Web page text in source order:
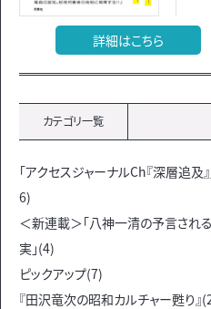
詳細はこちら
カテゴリ一覧
「アクセスジャーナルCh『深層追及』
6)
＜新連載＞「八神一清の予言され
実」(4)
ピックアップ(7)
『田沢竜次の昭和カルチャー甦り』